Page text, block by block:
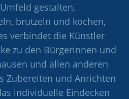
gestalten,
brutzeln und kochen,
verbindet die Künstler
zu den Bürgerinnen und
und allen anderen
Zubereiten und Anrichten
individuelle Eindecken